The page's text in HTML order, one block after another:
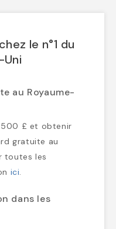
le n°1 du
Uni
au Royaume-
500 £ et obtenir
gratuite au
toutes les
ici.
dans les